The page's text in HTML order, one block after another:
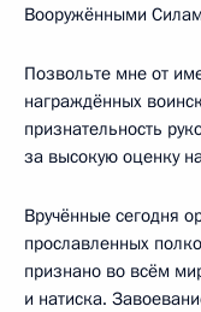
Вооружёнными
Позвольте мне от
награждённых
признательность
за высокую оценку
Вручённые сегодня
прославленных
признано во всём
и натиска.